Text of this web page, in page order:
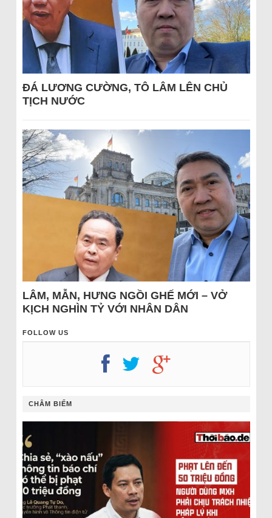
ĐÁ LƯƠNG CƯỜNG, TÔ LÂM LÊN CHỦ
TỊCH NƯỚC
LÂM, MẪN, HƯNG NGỒI GHẾ MỚI – VỞ
KỊCH NGHÌN TỶ VỚI NHÂN DÂN
FOLLOW US
CHÂM BIẾM